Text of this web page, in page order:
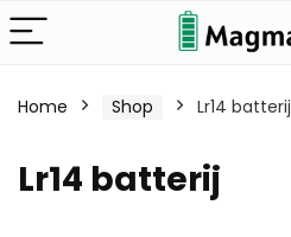
Home Shop Lr14 batterij
Lr14 batterij